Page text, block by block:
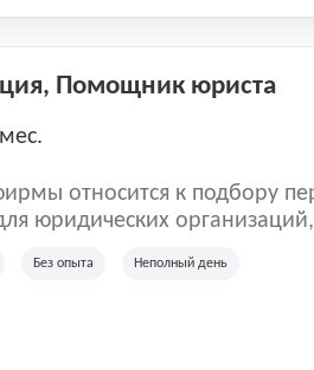
Помощник юриста
относится к подбору
юридических организаций,
Без опыта Неполный день